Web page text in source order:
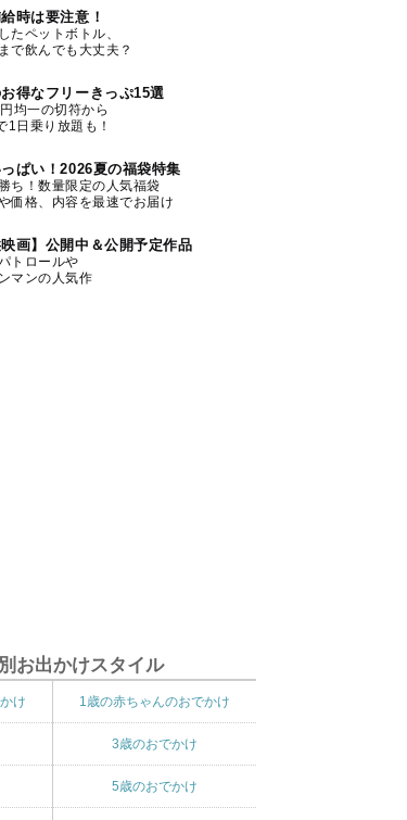
時は要注意！
たペットボトル、
で飲んでも大丈夫？
得なフリーきっぷ15選
均一の切符から
1日乗り放題も！
ぱい！2026夏の福袋特集
ち！数量限定の人気福袋
価格、内容を最速でお届け
映画】公開中＆公開予定作品
トロールや
マンの人気作
お出かけスタイル
け 1歳の赤ちゃんのおでかけ
3歳のおでかけ
5歳のおでかけ